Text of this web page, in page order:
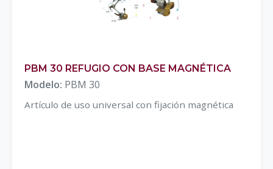
PBM 30 REFUGIO CON BASE MAGNÉTICA
Modelo: PBM 30
Artículo de uso universal con fijación magnética